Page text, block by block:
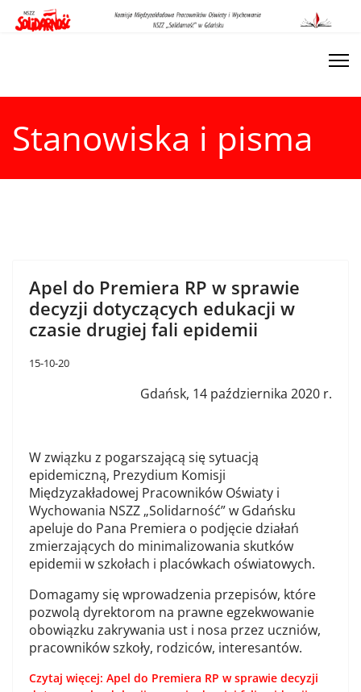
Stanowiska i pisma
Apel do Premiera RP w sprawie
decyzji dotyczących edukacji w
czasie drugiej fali epidemii
15-10-20
Gdańsk, 14 października 2020 r.
W związku z pogarszającą się sytuacją
epidemiczną, Prezydium Komisji
Międzyzakładowej Pracowników Oświaty i
Wychowania NSZZ „Solidarność” w Gdańsku
apeluje do Pana Premiera o podjęcie działań
zmierzających do minimalizowania skutków
epidemii w szkołach i placówkach oświatowych.
Domagamy się wprowadzenia przepisów, które
pozwolą dyrektorom na prawne egzekwowanie
obowiązku zakrywania ust i nosa przez uczniów,
pracowników szkoły, rodziców, interesantów.
Czytaj więcej: Apel do Premiera RP w sprawie decyzji